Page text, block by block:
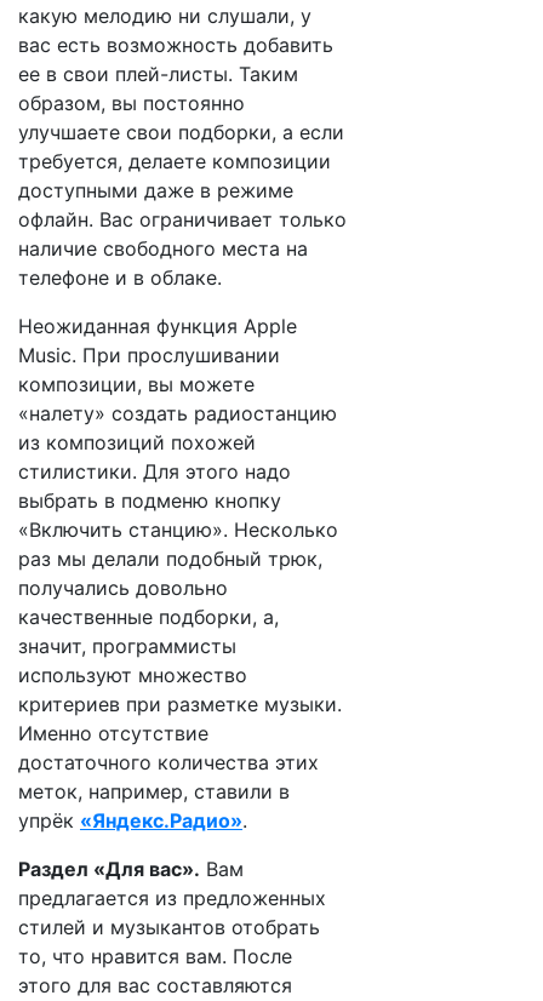
какую мелодию ни слушали, у
вас есть возможность добавить
ее в свои плей-листы. Таким
образом, вы постоянно
улучшаете свои подборки, а если
требуется, делаете композиции
доступными даже в режиме
офлайн. Вас ограничивает только
наличие свободного места на
телефоне и в облаке.
Неожиданная функция Apple
Music. При прослушивании
композиции, вы можете
«налету» создать радиостанцию
из композиций похожей
стилистики. Для этого надо
выбрать в подменю кнопку
«Включить станцию». Несколько
раз мы делали подобный трюк,
получались довольно
качественные подборки, а,
значит, программисты
используют множество
критериев при разметке музыки.
Именно отсутствие
достаточного количества этих
меток, например, ставили в
упрёк «Яндекс.Радио».
Раздел «Для вас». Вам
предлагается из предложенных
стилей и музыкантов отобрать
то, что нравится вам. После
этого для вас составляются